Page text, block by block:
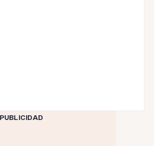
PUBLICIDAD